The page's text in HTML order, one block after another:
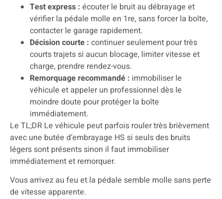
Test express : écouter le bruit au débrayage et
vérifier la pédale molle en 1re, sans forcer la boîte,
contacter le garage rapidement.
Décision courte : continuer seulement pour très
courts trajets si aucun blocage, limiter vitesse et
charge, prendre rendez-vous.
Remorquage recommandé : immobiliser le
véhicule et appeler un professionnel dès le
moindre doute pour protéger la boîte
immédiatement.
Le TL;DR Le véhicule peut parfois rouler très brièvement
avec une butée d’embrayage HS si seuls des bruits
légers sont présents sinon il faut immobiliser
immédiatement et remorquer.
Vous arrivez au feu et la pédale semble molle sans perte
de vitesse apparente.